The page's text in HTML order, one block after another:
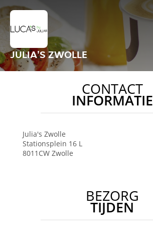
JULIA'S ZWOLLE
CONTACT
INFORMATIE
Julia's Zwolle
Stationsplein 16 L
8011CW Zwolle
BEZORG
TIJDEN